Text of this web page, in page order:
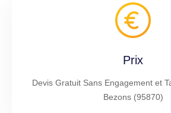
Prix
Devis Gratuit Sans Engagement et
Bezons (95870)